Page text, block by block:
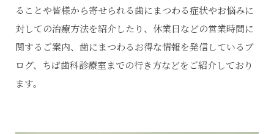
ることや皆様から寄せられる歯にまつわる症状やお悩みに
対しての治療方法を紹介したり、休業日などの営業時間に
関するご案内、歯にまつわるお得な情報を発信しているブ
ログ、ちば歯科診療室までの行き方などをご紹介しており
ます。